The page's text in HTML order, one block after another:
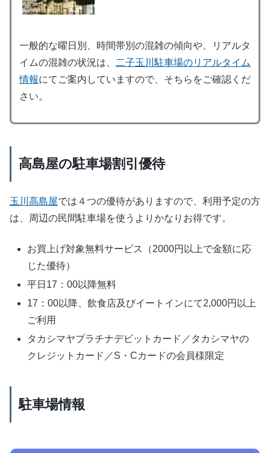
一般的な曜日別、時間帯別の混雑の傾向や、リアルタ
イムの混雑の状況は、
二子玉川駐車場のリアルタイム
情報にてご案内していますので、そちらをご確認くだ
さい。
高島屋の駐車場割引優待
玉川高島屋では４つの優待がありますので、利用予定の方
は、周辺の民間駐車場を使うよりかなりお得です。
お買上げ対象無料サービス（2000円以上で金額に応
じた優待）
平日17：00以降無料
17：00以降、飲食店及びイートインにて2,000円以上
ご利用
タカシマヤプラチナデビットカード／タカシマヤの
クレジットカード／S・Cカードの会員様限定
駐車場情報